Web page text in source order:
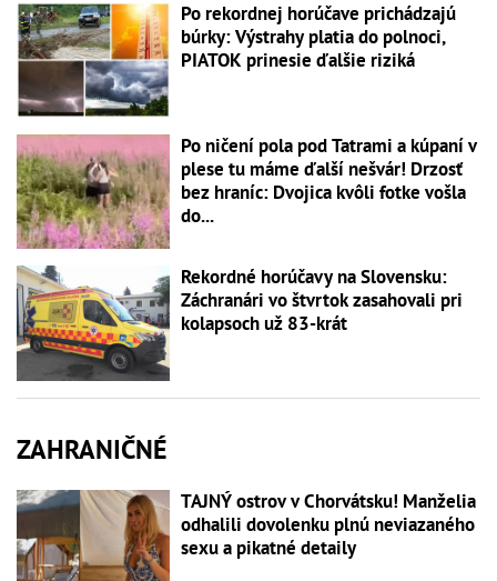
Po rekordnej horúčave prichádzajú
búrky: Výstrahy platia do polnoci,
PIATOK prinesie ďalšie riziká
Po ničení pola pod Tatrami a kúpaní v
plese tu máme ďalší nešvár! Drzosť
bez hraníc: Dvojica kvôli fotke vošla
do...
Rekordné horúčavy na Slovensku:
Záchranári vo štvrtok zasahovali pri
kolapsoch už 83-krát
ZAHRANIČNÉ
TAJNÝ ostrov v Chorvátsku! Manželia
odhalili dovolenku plnú neviazaného
sexu a pikatné detaily